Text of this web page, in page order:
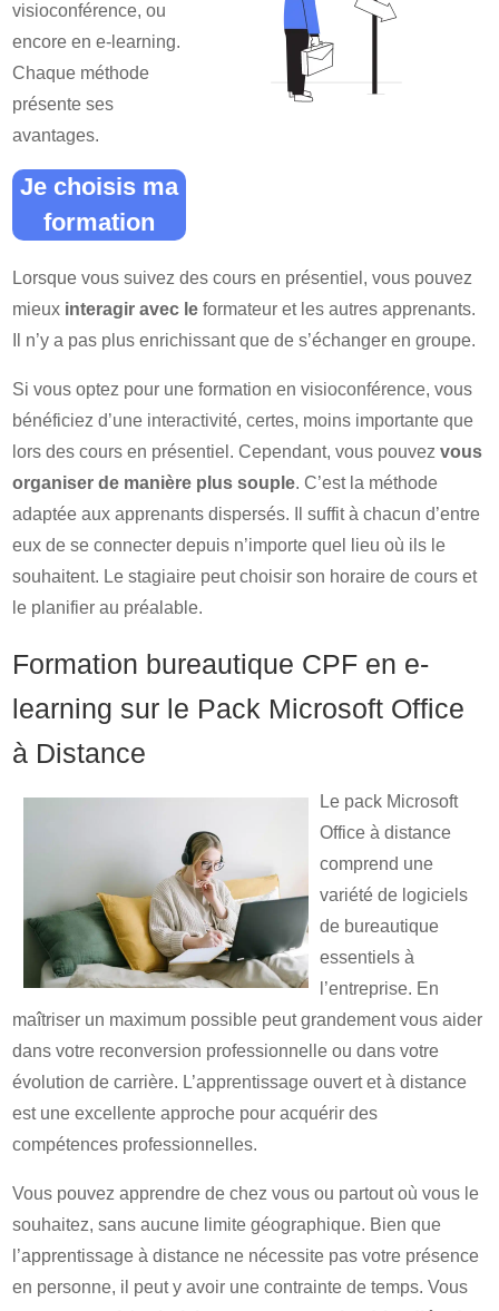
visioconférence, ou
encore en e-learning.
Chaque méthode
présente ses
avantages.
Je choisis ma
formation
Lorsque vous suivez des cours en présentiel, vous pouvez
mieux interagir avec leformateur et les autres apprenants.
Il n’y a pas plus enrichissant que de s’échanger en groupe.
Si vous optez pour une formation en visioconférence, vous
bénéficiez d’une interactivité, certes, moins importante que
lors des cours en présentiel. Cependant, vous pouvezvous
organiser de manière plus souple. C’est la méthode
adaptée aux apprenants dispersés. Il suffit à chacun d’entre
eux de se connecter depuis n’importe quel lieu où ils le
souhaitent. Le stagiaire peut choisir son horaire de cours et
le planifier au préalable.
Formation bureautique CPF en e-
learning sur le Pack Microsoft Office
à Distance
Le pack Microsoft
Office à distance
comprend une
variété de logiciels
de bureautique
essentiels à
l’entreprise. En
maîtriser un maximum possible peut grandement vous aider
dans votre reconversion professionnelle ou dans votre
évolution de carrière. L’apprentissage ouvert et à distance
est une excellente approche pour acquérir des
compétences professionnelles.
Vous pouvez apprendre de chez vous ou partout où vous le
souhaitez, sans aucune limite géographique. Bien que
l’apprentissage à distance ne nécessite pas votre présence
en personne, il peut y avoir une contrainte de temps. Vous